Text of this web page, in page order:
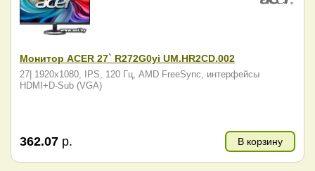
Монитор ACER 27` R272G0yi UM.HR2CD.002
27| 1920x1080, IPS, 120 Гц, AMD FreeSync, интерфейсы
HDMI+D-Sub (VGA)
362.07 р. В корзину